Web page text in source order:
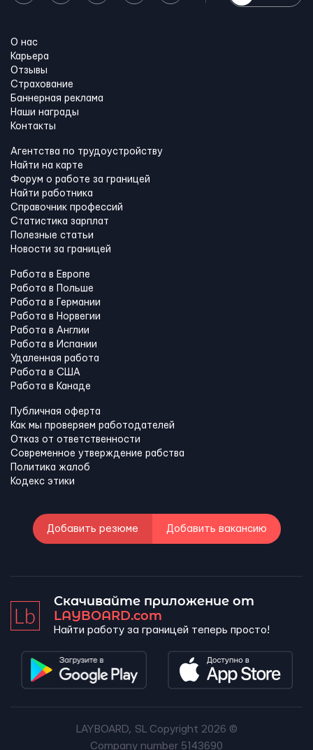
О нас
Карьера
Отзывы
Страхование
Баннерная реклама
Наши награды
Контакты
Агентства по трудоустройству
Найти на карте
Форум о работе за границей
Найти работника
Справочник профессий
Статистика зарплат
Полезные статьи
Новости за границей
Работа в Европе
Работа в Польше
Работа в Германии
Работа в Норвегии
Работа в Англии
Работа в Испании
Удаленная работа
Работа в США
Работа в Канадe
Публичная оферта
Как мы проверяем работодателей
Отказ от ответственности
Современное утверждение рабства
Политика жалоб
Кодекс этики
Добавить резюме Добавить вакансию
Скачивайте приложение от
LAYBOARD.com
Найти работу за границей теперь просто!
LAYBOARD, SL Copyright 2026 ©
Company number 5143690